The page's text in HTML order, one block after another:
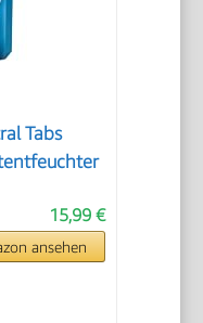
Tabs
15,99 €
ansehen